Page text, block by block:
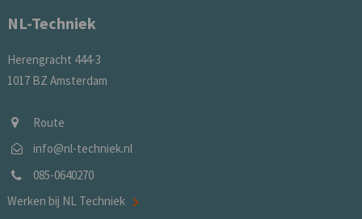
NL-Techniek
Herengracht 444-3
1017 BZ Amsterdam
Route
info@nl-techniek.nl
085-0640270
Werken bij NL Techniek